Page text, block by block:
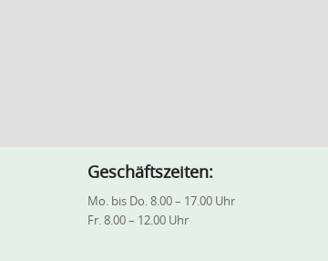
Geschäftszeiten:
Mo. bis Do. 8.00 – 17.00 Uhr
Fr. 8.00 – 12.00 Uhr